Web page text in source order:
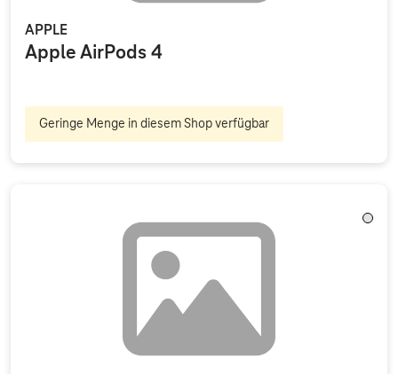
APPLE
Apple AirPods 4
Geringe Menge in diesem Shop verfügbar